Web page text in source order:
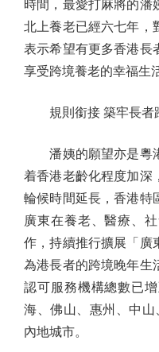
時間，最愛打麻將的潘
北上養老已經六七年，
表示希望有更多香港長
享受跨境養老的幸福生
規則銜接 築牢長者
潘姨的願望亦是粵港
着香港老齡化程度加深
輪候時間延長，香港特
廣東在養老、醫療、
作，持續推行擴展「廣
為港長者的跨境晚年生
認可服務機構總數已
海、佛山、惠州、中
內地城市。